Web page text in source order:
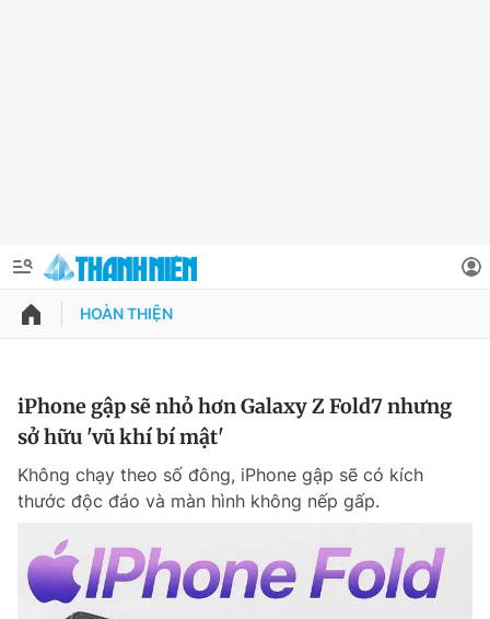
QUẢNG CÁO
Chào ngày mới Tin 24h
Thông tin tài khoản
Đổi mật khẩu
Tin đã lưu
Tin đã xem
Đăng xuất
HOÀN THIỆN
iPhone gập sẽ nhỏ hơn Galaxy Z Fold7 nhưng
sở hữu 'vũ khí bí mật'
Không chạy theo số đông, iPhone gập sẽ có kích
thước độc đáo và màn hình không nếp gấp.